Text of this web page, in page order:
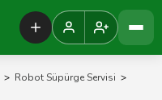
> Robot Süpürge Servisi >